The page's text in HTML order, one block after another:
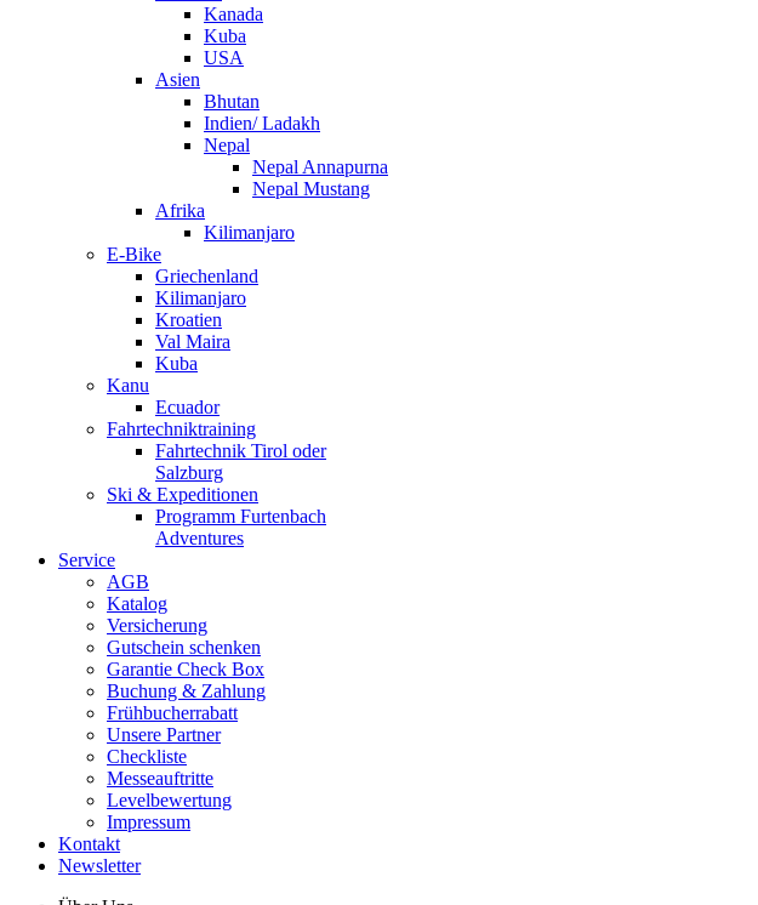
Kanada
Kuba
USA
Asien
Bhutan
Indien/ Ladakh
Nepal
Nepal Annapurna
Nepal Mustang
Afrika
Kilimanjaro
E-Bike
Griechenland
Kilimanjaro
Kroatien
Val Maira
Kuba
Kanu
Ecuador
Fahrtechniktraining
Fahrtechnik Tirol oder
Salzburg
Ski & Expeditionen
Programm Furtenbach
Adventures
Service
AGB
Katalog
Versicherung
Gutschein schenken
Garantie Check Box
Buchung & Zahlung
Frühbucherrabatt
Unsere Partner
Checkliste
Messeauftritte
Levelbewertung
Impressum
Kontakt
Newsletter